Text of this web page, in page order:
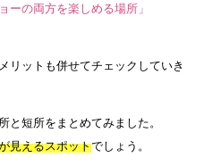
ーの両方を楽しめる場所」
リットも併せてチェックしていき
と短所をまとめてみました。
見えるスポットでしょう。